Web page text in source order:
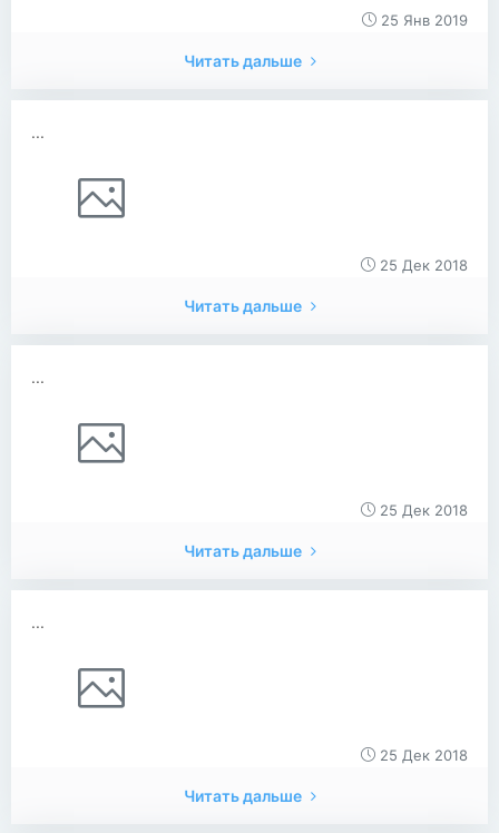
25 Янв 2019
Читать дальше
...
25 Дек 2018
Читать дальше
...
25 Дек 2018
Читать дальше
...
25 Дек 2018
Читать дальше